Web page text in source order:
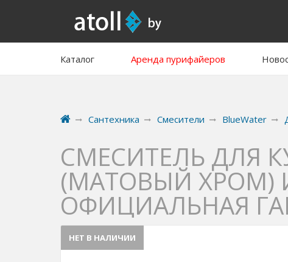
Каталог Аренда пурифайеров
Сантехника Смесители BlueWater
СМЕСИТЕЛЬ ДЛЯ
(МАТОВЫЙ ХРОМ)
ОФИЦИАЛЬНАЯ
НЕТ В НАЛИЧИИ